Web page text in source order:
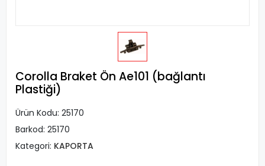
Corolla Braket Ön Ae101 (bağlantı
Plastiği)
Ürün Kodu: 25170
Barkod: 25170
Kategori: KAPORTA